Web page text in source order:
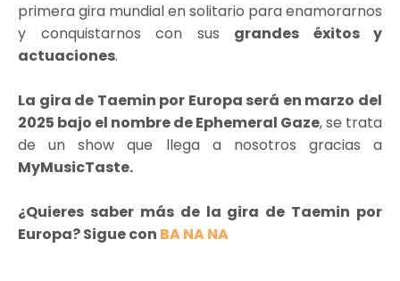
primera gira mundial en solitario para enamorarnos
y conquistarnos con sus grandes éxitos y
actuaciones.
La gira de Taemin por Europa será en marzo del
2025 bajo el nombre de Ephemeral Gaze, se trata
de un show que llega a nosotros gracias a
MyMusicTaste.
¿Quieres saber más de la gira de Taemin por
Europa? Sigue con BA NA NA